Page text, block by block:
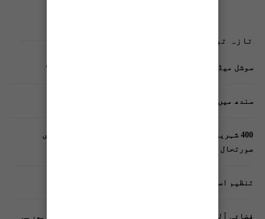
تازہ ترین پوسٹس
سوشل میڈیا پر وکڑی پوسٹ ڈیجیٹل شناخت کیلیے خطرہ؟
سندھ میں گاڑیوں کی انشورنس لازمی قرار
400 شہریوں کیلئے ایک پولیس اہلکار لازمی، کراچی میں
صورتحال کیا ہے؟
تنظیم اسلامی کے زیرِ اہتمام ملک گیر آگاہی مہم!
فضائی آلودگی انسانی دماغ کیلیے کیسے خطرناک ثابت ہورہی